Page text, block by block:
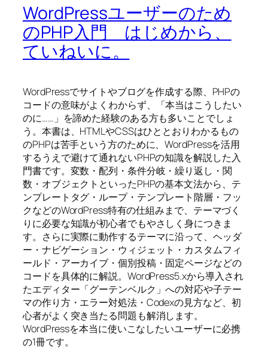
WordPressユーザーのため
のPHP入門 はじめから、
ていねいに。
WordPressでサイトやブログを作成する際、PHPの
コードの意味がよくわからず、「本当はこうしたい
のに……」を諦めた経験のある方も多いことでしょ
う。本書は、HTMLやCSSはひととおりわかるもの
のPHPは苦手という方のために、WordPressを活用
するうえで避けて通れないPHPの知識を解説した入
門書です。変数・配列・条件分岐・繰り返し・関
数・オブジェクトといったPHPの基本文法から、テ
ンプレートタグ・ループ・テンプレート階層・フッ
クなどのWordPress特有の仕組みまで、テーマづく
りに必要な知識が初心者でもやさしく身につきま
す。さらに実際に動作するテーマに沿って、ヘッダ
ー・ナビゲーション・ウィジェット・カスタムフィ
ールド・アーカイブ・個別投稿・固定ページなどの
コードを具体的に解説。WordPress5.xから導入され
たエディター「グーテンベルク」への対応や子テー
マの作り方・エラー対処法・Codexの見方など、初
心者がよく突き当たる問題も解消します。
WordPressを本当に使いこなしたいユーザーに必携
の1冊です。